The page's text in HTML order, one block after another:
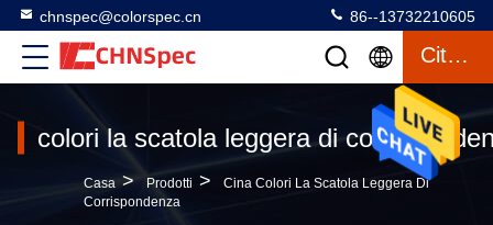
chnspec@colorspec.cn 86--13732210605
Citazione
colori la scatola leggera di
Casa > Prodotti >
Cina Colori La Scatola Leggera Di
Corrispondenza